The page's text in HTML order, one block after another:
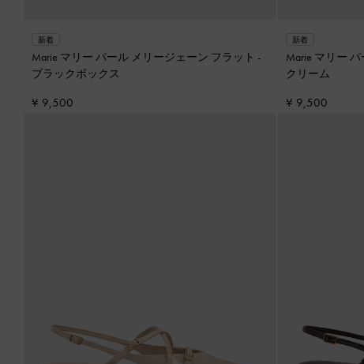
新着
Marie マリー パール メリージェーン フラット -
ブラックボックス
¥ 9,500
新着
Marie マリー
クリーム
¥ 9,500